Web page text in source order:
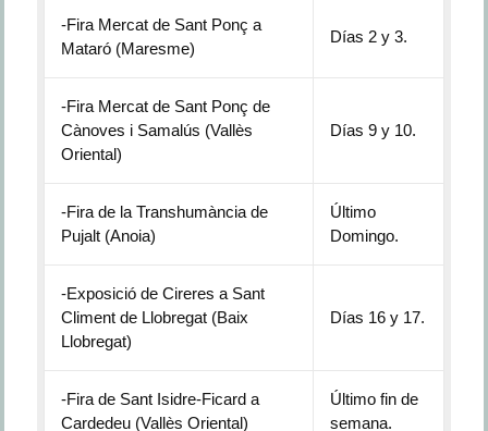
-Fira Mercat de Sant Ponç a
Mataró (Maresme)
Días 2 y 3.
-Fira Mercat de Sant Ponç de
Cànoves i Samalús (Vallès
Oriental)
Días 9 y 10.
-Fira de la Transhumància de
Pujalt (Anoia)
Último
Domingo.
-Exposició de Cireres a Sant
Climent de Llobregat (Baix
Llobregat)
Días 16 y 17.
-Fira de Sant Isidre-Ficard a
Cardedeu (Vallès Oriental)
Último fin de
semana.